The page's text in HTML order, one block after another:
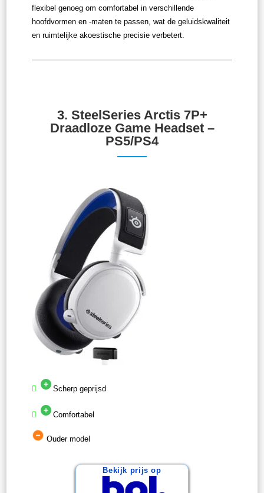
flexibel genoeg om comfortabel in verschillende
hoofdvormen en -maten te passen, wat de geluidskwaliteit
en ruimtelijke akoestische precisie verbetert.
3. SteelSeries Arctis 7P+
Draadloze Game Headset –
PS5/PS4
Scherp geprijsd
Comfortabel
Ouder model
Bekijk prijs op